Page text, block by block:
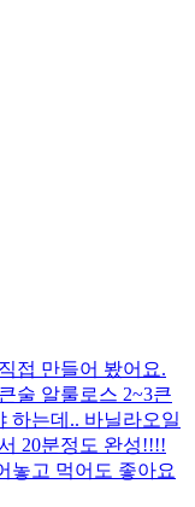
접 만들어 봤어요.
술 알룰로스 2~3큰
하는데.. 바닐라오일
20분정도 완성!!!!
놓고 먹어도 좋아요